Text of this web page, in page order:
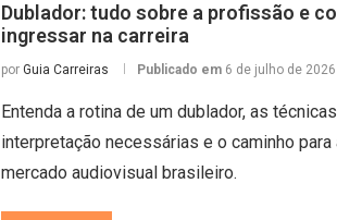
Dublador: tudo sobre a profissão e
ingressar na carreira
por Guia Carreiras Publicado em 6 de julho de 2026
Entenda a rotina de um dublador, as
interpretação necessárias e o caminho para
mercado audiovisual brasileiro.